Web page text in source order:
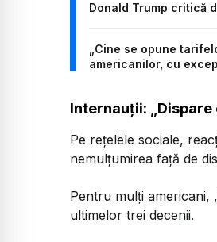
Donald Trump critică
„Cine se opune
americanilor, cu
Internauții:
Pe rețelele sociale,
nemulțumirea față de
Pentru mulți americani,
ultimelor trei decenii.